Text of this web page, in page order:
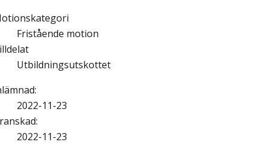
Fristående motion
Utbildningsutskottet
:
2022-11-23
:
2022-11-23